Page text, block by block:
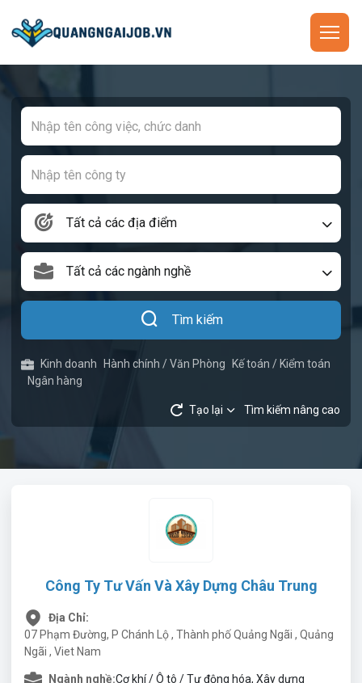
Tất cả các địa điểm
Tất cả các ngành nghề
Tìm kiếm
Kinh doanh Hành chính / Văn Phòng
Kế toán / Kiểm toán
Ngân hàng
Tạo lại Tìm kiếm nâng cao
Công Ty Tư Vấn Và Xây Dựng Châu Trung
Địa Chỉ:
07 Phạm Đường, P Chánh Lộ , Thành phố Quảng Ngãi , Quảng
Ngãi , Viet Nam
Ngành nghề:Cơ khí / Ô tô / Tự động hóa, Xây dựng